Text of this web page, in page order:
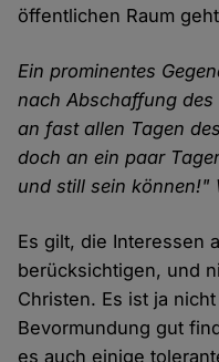
öffentlichen Raum
Ein prominentes
nach Abschaffung
an fast allen Tagen
doch an ein paar
und still sein können!"
Es gilt, die Interessen
berücksichtigen, und
Christen. Es ist ja
Bevormundung gut
es auch einige